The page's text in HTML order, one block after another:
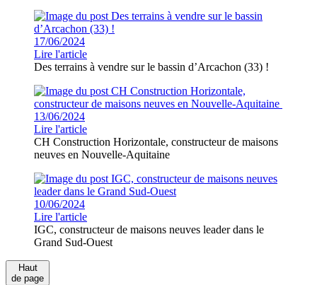
17/06/2024
Lire l'article
Des terrains à vendre sur le bassin d’Arcachon (33) !
13/06/2024
Lire l'article
CH Construction Horizontale, constructeur de maisons
neuves en Nouvelle-Aquitaine
10/06/2024
Lire l'article
IGC, constructeur de maisons neuves leader dans le
Grand Sud-Ouest
Haut
de page